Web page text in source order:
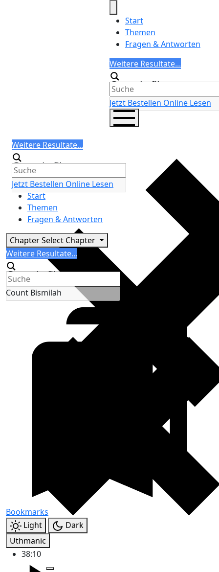
Start
Themen
Fragen & Antworten
Search
Weitere Resultate...
Generic filters
Jetzt Bestellen Online Lesen
Search
Weitere Resultate...
Generic filters
Jetzt Bestellen Online Lesen
Start
Themen
Fragen & Antworten
ChapterSelect Chapter
Search
Weitere Resultate...
Generic filters
Count Bismilah
Bookmarks
Light
Dark
Uthmanic
38:10